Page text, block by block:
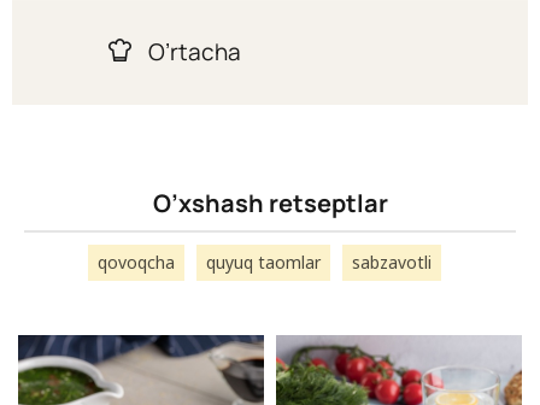
O’rtacha
O’xshash retseptlar
qovoqcha quyuq taomlar sabzavotli